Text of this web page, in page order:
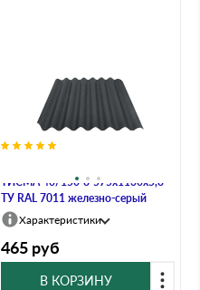
ТИСМА 40/150-8-575х1130х5,8
ТУ RAL 7011 железно-серый
Характеристики
465 руб
В КОРЗИНУ